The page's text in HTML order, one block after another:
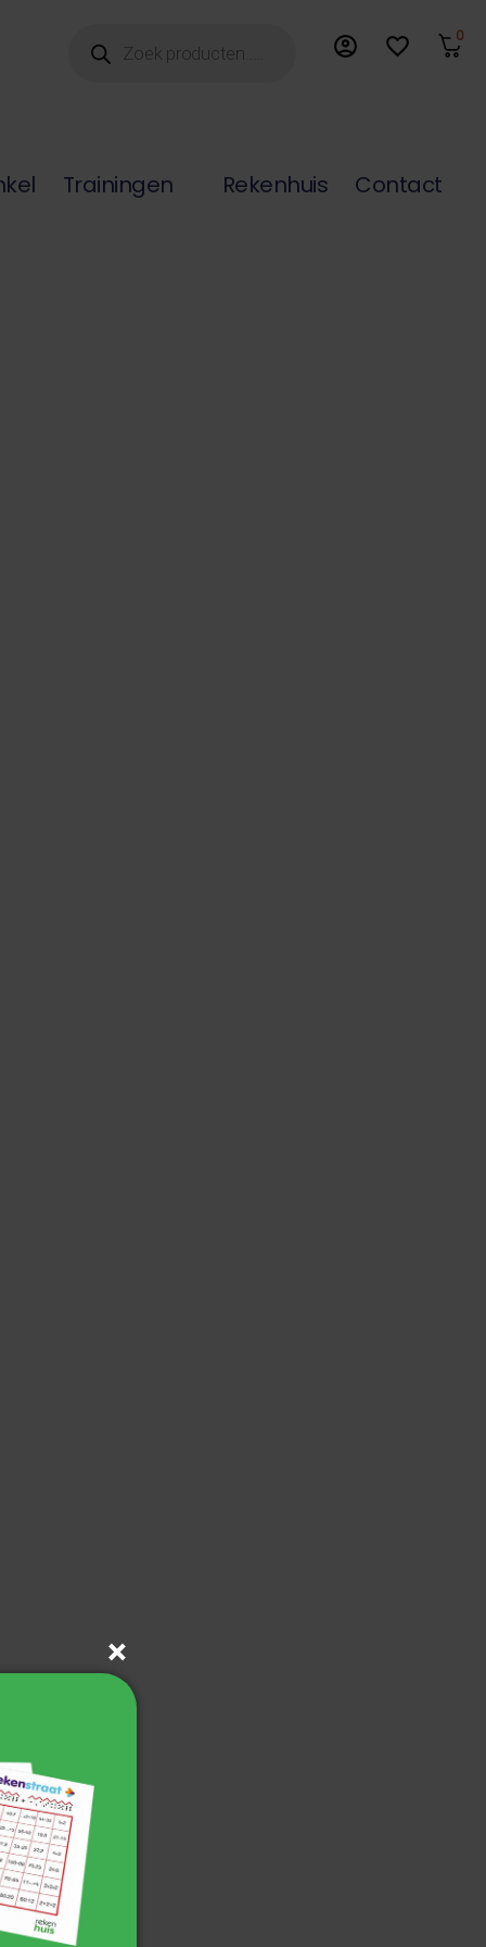
zoeken account_circle favorite_border 0
Trainingen Rekenhuis Contact